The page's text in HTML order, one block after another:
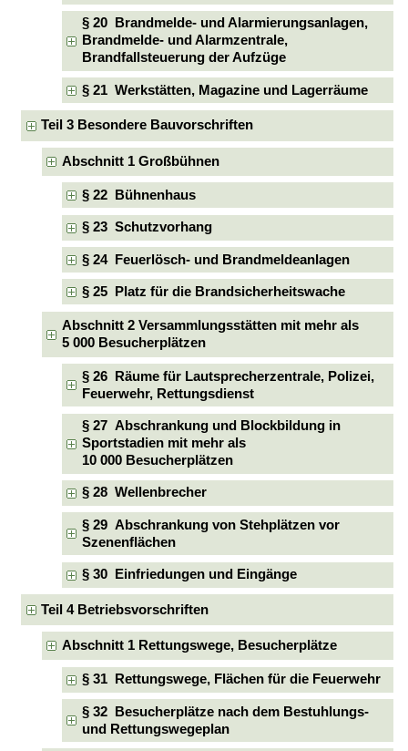
§ 20 Brandmelde- und Alarmierungsanlagen,
Brandmelde- und Alarmzentrale,
Brandfallsteuerung der Aufzüge
§ 21 Werkstätten, Magazine und Lagerräume
Teil 3 Besondere Bauvorschriften
Abschnitt 1 Großbühnen
§ 22 Bühnenhaus
§ 23 Schutzvorhang
§ 24 Feuerlösch- und Brandmeldeanlagen
§ 25 Platz für die Brandsicherheitswache
Abschnitt 2 Versammlungsstätten mit mehr als
5 000 Besucherplätzen
§ 26 Räume für Lautsprecherzentrale, Polizei,
Feuerwehr, Rettungsdienst
§ 27 Abschrankung und Blockbildung in
Sportstadien mit mehr als
10 000 Besucherplätzen
§ 28 Wellenbrecher
§ 29 Abschrankung von Stehplätzen vor
Szenenflächen
§ 30 Einfriedungen und Eingänge
Teil 4 Betriebsvorschriften
Abschnitt 1 Rettungswege, Besucherplätze
§ 31 Rettungswege, Flächen für die Feuerwehr
§ 32 Besucherplätze nach dem Bestuhlungs-
und Rettungswegeplan